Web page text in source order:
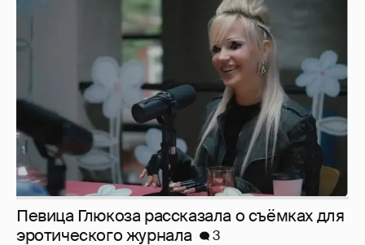
Певица Глюкоза рассказала о съёмках для
эротического журнала
3